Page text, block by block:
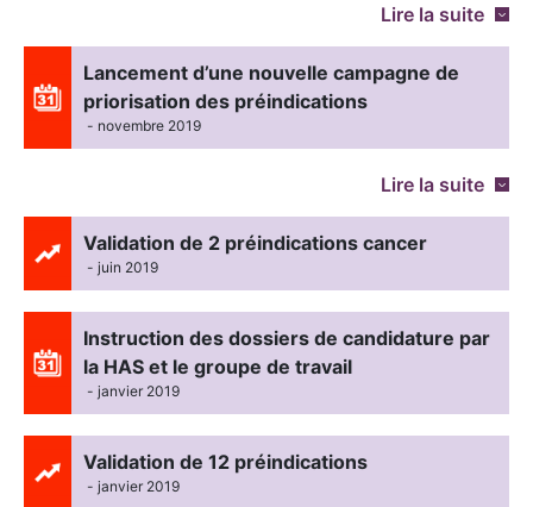
Lire la suite
Lancement d’une nouvelle campagne de
priorisation des préindications
- novembre 2019
Lire la suite
Validation de 2 préindications cancer
- juin 2019
Instruction des dossiers de candidature par
la HAS et le groupe de travail
- janvier 2019
Validation de 12 préindications
- janvier 2019